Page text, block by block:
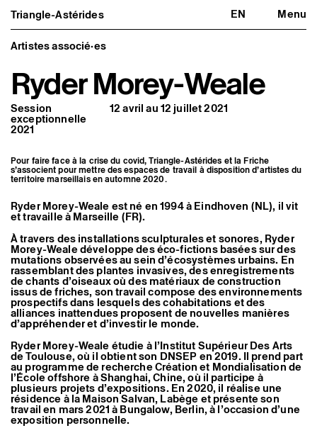
Triangle-Astérides EN Menu
Triangle-Astérides
Centre d’art contemporain
d’intérêt national
et résidence internationale d'artistes
Fermer
Présentation
À propos
Équipe et gouvernance
Partenaires et réseaux
Formation professionnelle
Rapports d'activité
Informations pratiques
Agenda : en cours et à venir
Expositions
Programmation éditoriale
Médiation
Publics associés
Les Nouveaux Commanditaires
Artistes résident·es et associé·es
Résident·es
Artistes associé·es
Hors-les-murs
Ancien·nes résident·es et artistes associé·es
Artistes associé·es
Ryder Morey-Weale
Session
exceptionnelle
2021
12 avril au 12 juillet 2021
Pour faire face à la crise du covid, Triangle-Astérides et la Friche
s’associent pour mettre des espaces de travail à disposition d’artistes du
territoire marseillais en automne 2020.
Ryder Morey-Weale est né en 1994 à Eindhoven (NL), il vit
et travaille à Marseille (FR).
À travers des installations sculpturales et sonores, Ryder
Morey-Weale développe des éco-fictions basées sur des
mutations observées au sein d’écosystèmes urbains. En
rassemblant des plantes invasives, des enregistrements
de chants d’oiseaux où des matériaux de construction
issus de friches, son travail compose des environnements
prospectifs dans lesquels des cohabitations et des
alliances inattendues proposent de nouvelles manières
d’appréhender et d’investir le monde.
Ryder Morey-Weale étudie à l’Institut Supérieur Des Arts
de Toulouse, où il obtient son DNSEP en 2019. Il prend part
au programme de recherche Création et Mondialisation de
l’École offshore à Shanghai, Chine, où il participe à
plusieurs projets d’expositions. En 2020, il réalise une
résidence à la Maison Salvan, Labège et présente son
travail en mars 2021 à Bungalow, Berlin, à l’occasion d’une
exposition personnelle.